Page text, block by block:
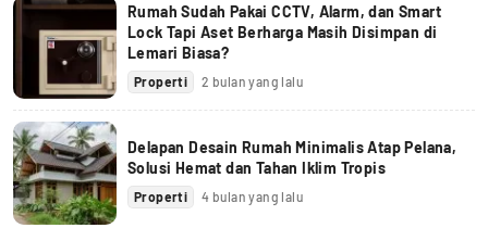
Rumah Sudah Pakai CCTV, Alarm, dan Smart
Lock Tapi Aset Berharga Masih Disimpan di
Lemari Biasa?
Properti 2 bulan yang lalu
Delapan Desain Rumah Minimalis Atap Pelana,
Solusi Hemat dan Tahan Iklim Tropis
Properti 4 bulan yang lalu